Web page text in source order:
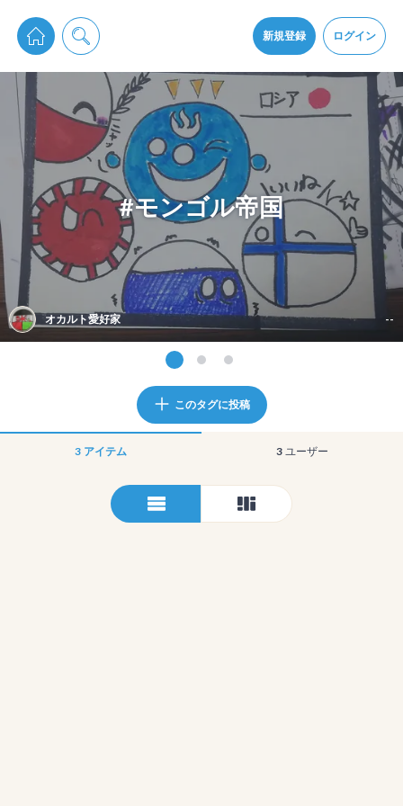
新規登録 ログイン
pixiv Sketchは2024年5月28日付で プライパシーポリシーを改定しました。
通知を受け取るにはここをクリックします
pixiv Sketchアプリでさらに快適に！
アプリをインストール
#モンゴル帝国
オカルト愛好家 --
このタグに投稿
3 アイテム 3 ユーザー